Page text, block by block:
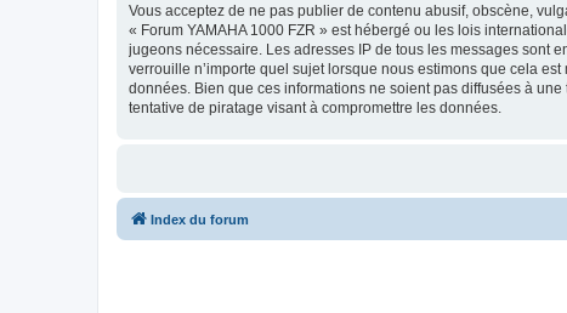
Vous acceptez de ne pas publier de contenu abusif, obscène,
« Forum YAMAHA 1000 FZR » est hébergé ou les lois
jugeons nécessaire. Les adresses IP de tous les messages sont
verrouille n’importe quel sujet lorsque nous estimons que cela
données. Bien que ces informations ne soient pas diffusées à
tentative de piratage visant à compromettre les données.
Index du forum